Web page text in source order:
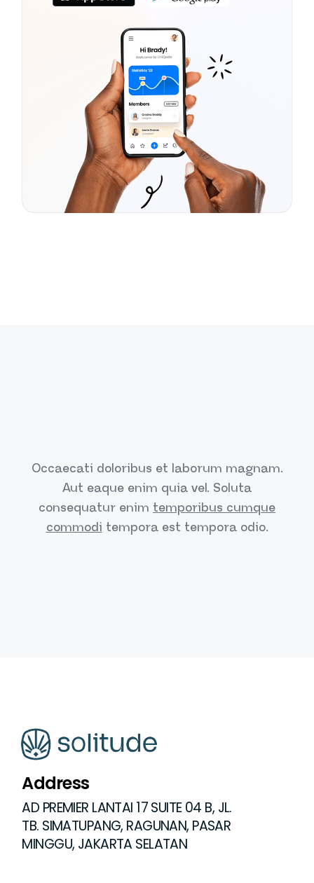
Occaecati doloribus et laborum magnam.
Aut eaque enim quia vel. Soluta
consequatur enim temporibus cumque
commodi tempora est tempora odio.
Address
AD PREMIER LANTAI 17 SUITE 04 B, JL.
TB. SIMATUPANG, RAGUNAN, PASAR
MINGGU, JAKARTA SELATAN